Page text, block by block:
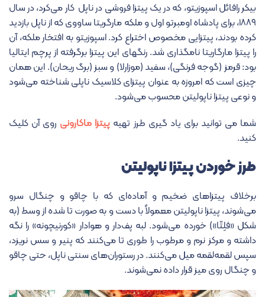
بیکر رافائل اسپوزیتو، که در یک پیتزا فروشی در ناپل کار می‌کرد، در سال
۱۸۸۹، برای پادشاه اومبرتو اول و ملکه مارگریتا ساووی که از ناپل بازدید
کرده بودند، پیتزایی مخصوص اختراع کرد. اسپوزیتو به افتخار ملکه، آن
را پیتزا مارگاریتا نامگذاری شد. رنگهای این پیتزا برگرفته از پرچم ایتالیا
بود: قرمز (گوجه فرنگی)، سفید (موزارلا) و سبز (برگ ریحان). این همان
چیزی است که امروزه به عنوان پیتزای کلاسیک ناپلی شناخته می‌شود
و نوعی پیتزا ناپولیتن محسوب می‌شود.
شما می توانید برای یاد گیری طرز تهیه پیتزا ماکارونی روی آن کلیک
کنید.
طرز خوردن پیتزا ناپولیتن
برخلاف پیتزاهای ضخیم و آماده‌ای که با چاقو و چنگال سرو
می‌شوند، پیتزا ناپولیتن معمولاً با دست و به صورت تا شده از وسط (به
شکل «فلِتّا») خورده می‌شود. لبه پف‌دار و هوادار «کورنیچونه» را نگه
داشته و مرکز نرم و مرطوب را طوری تا می‌کنند که پنیر و سس نریزد،
سپس لقمه‌لقمه میل می‌کنند. در رستوران‌های سنتی ناپل، حتی چاقو
و چنگال روی میز قرار داده نمی‌شوند.